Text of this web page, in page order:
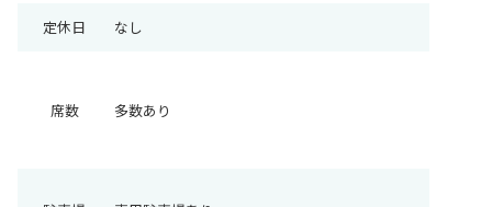
定休日 なし
席数 多数あり